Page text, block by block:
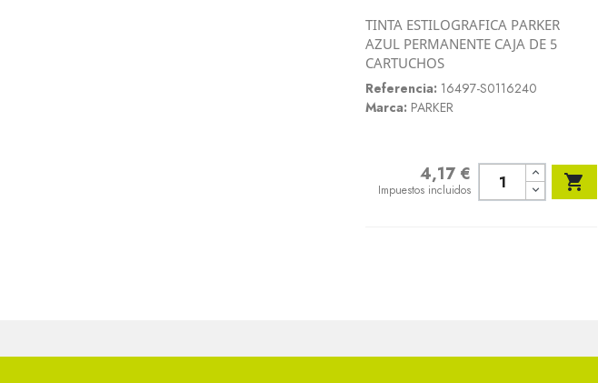
Vista rápida
TINTA ESTILOGRAFICA PARKER
AZUL PERMANENTE CAJA DE 5
CARTUCHOS
Referencia: 16497-S0116240
Marca: PARKER
4,17 €
Impuestos incluidos 